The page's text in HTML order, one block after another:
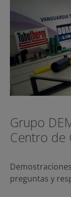
Grupo
Centro de
preguntas y